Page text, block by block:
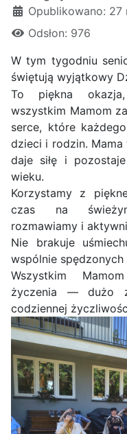
Opublikowano: 27
Odsłon: 976
W tym tygodniu
świętują wyjątkowy
To piękna
wszystkim Mamom
serce, które
dzieci i rodzin.
daje siłę i
wieku.
Korzystamy z
czas na
rozmawiamy i
Nie brakuje
wspólnie spędzonych
Wszystkim
życzenia — dużo
codziennej